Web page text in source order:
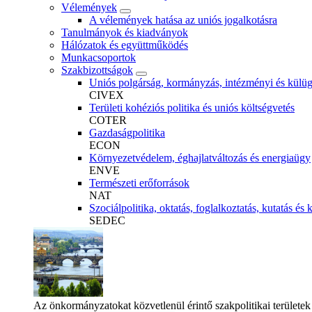
Vélemények
A vélemények hatása az uniós jogalkotásra
Tanulmányok és kiadványok
Hálózatok és együttműködés
Munkacsoportok
Szakbizottságok
Uniós polgárság, kormányzás, intézményi és
CIVEX
Területi kohéziós politika és uniós költségvetés
COTER
Gazdaságpolitika
ECON
Környezetvédelem, éghajlatváltozás és energiaügy
ENVE
Természeti erőforrások
NAT
Szociálpolitika, oktatás, foglalkoztatás, kutatás és
SEDEC
Az önkormányzatokat közvetlenül érintő szakpolitikai területek